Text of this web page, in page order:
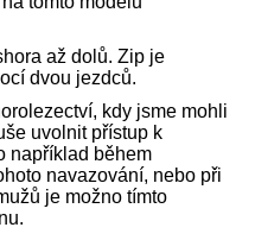
až dolů. Zip je
dvou jezdců.
kdy jsme mohli
uvolnit přístup k
například během
navazování, nebo při
je možno tímto